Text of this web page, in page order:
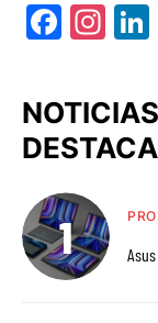
NOTICIAS